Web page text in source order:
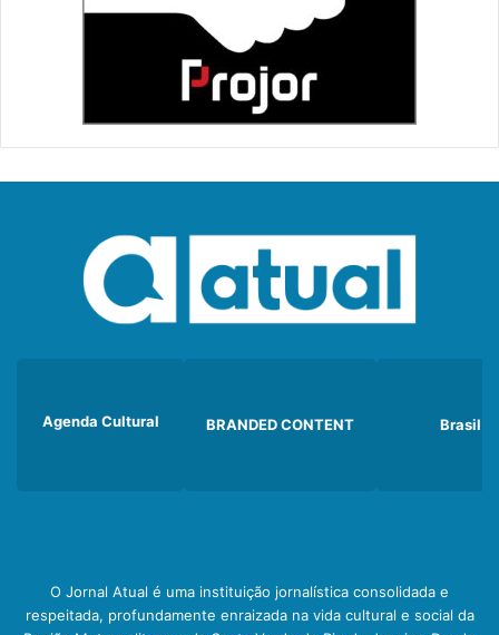
Agenda Cultural BRANDED CONTENT Brasil
O Jornal Atual é uma instituição jornalística consolidada e
respeitada, profundamente enraizada na vida cultural e social da